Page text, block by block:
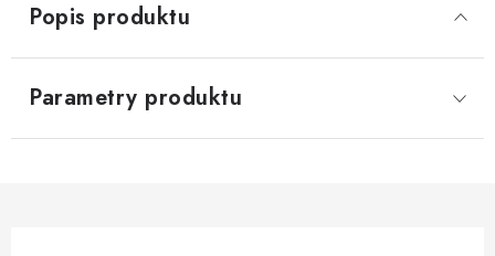
Popis produktu
Parametry produktu